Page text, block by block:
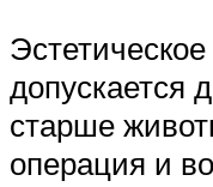
допускается
старше
операция и